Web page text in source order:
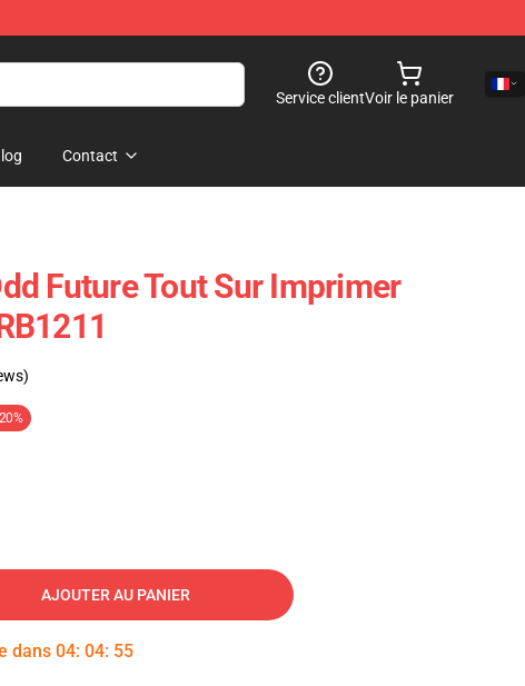
Service clientVoir le panier
Contact
Future Tout Sur Imprimer
AJOUTER AU PANIER
dans 04: 04: 54